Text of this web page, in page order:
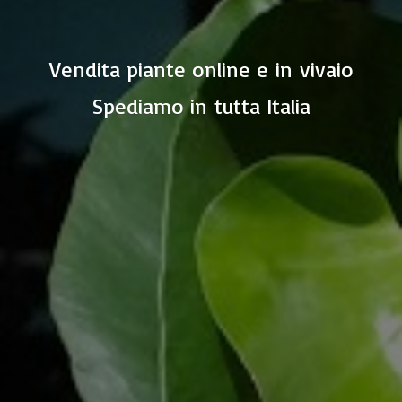
Vendita piante online e in vivaio
Spediamo in tutta Italia